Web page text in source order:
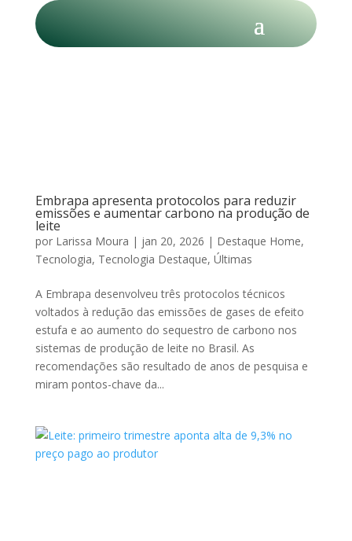
Embrapa apresenta protocolos para reduzir
emissões e aumentar carbono na produção de
leite
por Larissa Moura | jan 20, 2026 | Destaque Home,
Tecnologia, Tecnologia Destaque, Últimas
A Embrapa desenvolveu três protocolos técnicos
voltados à redução das emissões de gases de efeito
estufa e ao aumento do sequestro de carbono nos
sistemas de produção de leite no Brasil. As
recomendações são resultado de anos de pesquisa e
miram pontos-chave da...